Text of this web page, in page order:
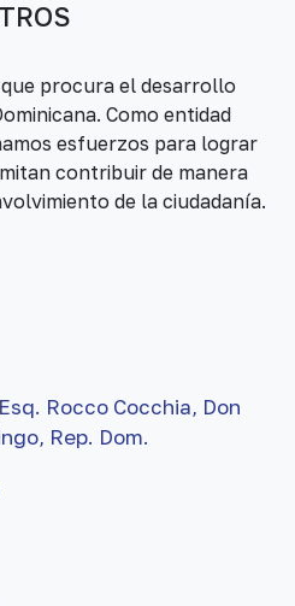
procura el desarrollo
Como entidad
esfuerzos para lograr
contribuir de manera
de la ciudadanía.
Rocco Cocchia, Don
Rep. Dom.